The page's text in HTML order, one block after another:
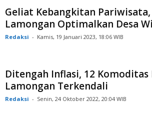
Geliat Kebangkitan
Lamongan Optimalkan Desa
Redaksi - Kamis, 19 Januari 2023, 18:06 WIB
Ditengah Inflasi, 12 Komoditas
Lamongan Terkendali
Redaksi - Senin, 24 Oktober 2022, 20:04 WIB